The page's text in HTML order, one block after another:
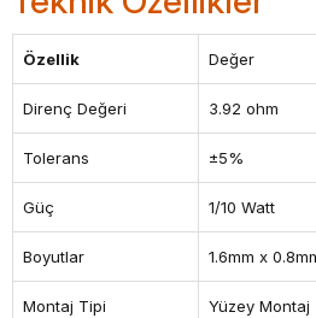
Özellik Değer
Direnç Değeri 3.92 ohm
Tolerans ±5%
Güç 1/10 Watt
Boyutlar 1.6mm x
Montaj Tipi Yüzey Montaj